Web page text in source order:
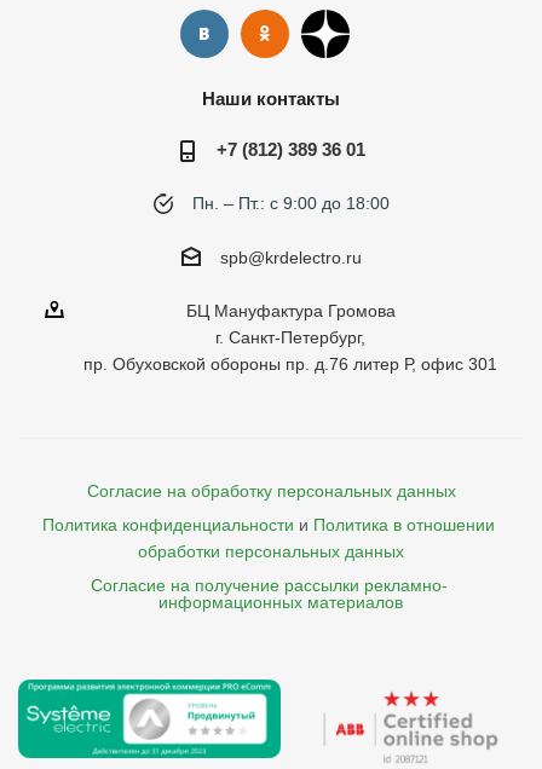
Наши контакты
+7 (812) 389 36 01
Пн. – Пт.: с 9:00 до 18:00
spb@krdelectro.ru
БЦ Мануфактура Громова
г. Санкт-Петербург,
пр. Обуховской обороны пр. д.76 литер Р, офис 301
Согласие на обработку персональных данных
Политика конфиденциальности и Политика в отношении
обработки персональных данных
Согласие на получение рассылки рекламно-
    информационных материалов